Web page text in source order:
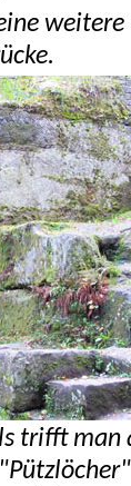
weitere
trifft man